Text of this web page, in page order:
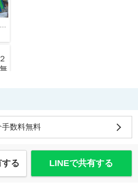
名古屋市南区東又兵ヱ町３丁目33-4【仲介手数料無料】新築一戸建て 1号棟
数料無料
る LINEで共有する